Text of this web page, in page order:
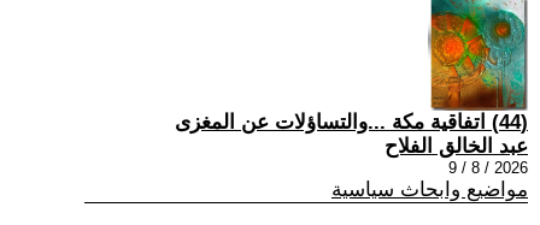
(44) اتفاقية مكة ...والتساؤلات عن المغزى
عبد الخالق الفلاح
2026 / 8 / 9
مواضيع وابحاث سياسية